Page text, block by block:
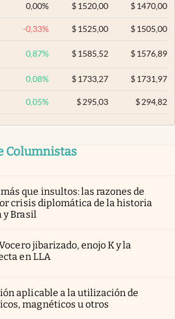
0,00% $ 1520,00 $1470,00
-0,33% $ 1525,00 $1505,00
0,87% $ 1585,52 $1576,89
0,08% $ 1733,27 $1731,97
0,05% $ 295,03 $294,82
Columnistas
que insultos: las razones de
crisis diplomática de la historia
y Brasil
jibarizado, enojo K y la
en LLA
aplicable a la utilización de
magnéticos u otros